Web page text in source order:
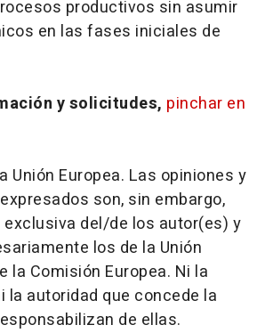
productivos sin asumir
en las fases iniciales de
y solicitudes, pinchar en
Unión Europea. Las opiniones y
son, sin embargo,
del/de los autor(es) y
los de la Unión
la Comisión Europea. Ni la
la autoridad que concede la
de ellas.